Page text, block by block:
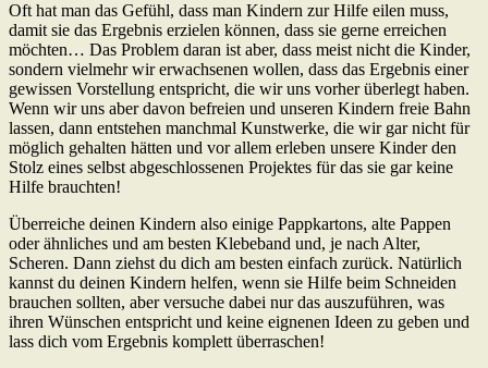
Oft hat man das Gefühl, dass man Kindern zur Hilfe eilen muss,
damit sie das Ergebnis erzielen können, dass sie gerne erreichen
möchten… Das Problem daran ist aber, dass meist nicht die Kinder,
sondern vielmehr wir erwachsenen wollen, dass das Ergebnis einer
gewissen Vorstellung entspricht, die wir uns vorher überlegt haben.
Wenn wir uns aber davon befreien und unseren Kindern freie Bahn
lassen, dann entstehen manchmal Kunstwerke, die wir gar nicht für
möglich gehalten hätten und vor allem erleben unsere Kinder den
Stolz eines selbst abgeschlossenen Projektes für das sie gar keine
Hilfe brauchten!
Überreiche deinen Kindern also einige Pappkartons, alte Pappen
oder ähnliches und am besten Klebeband und, je nach Alter,
Scheren. Dann ziehst du dich am besten einfach zurück. Natürlich
kannst du deinen Kindern helfen, wenn sie Hilfe beim Schneiden
brauchen sollten, aber versuche dabei nur das auszuführen, was
ihren Wünschen entspricht und keine eignenen Ideen zu geben und
lass dich vom Ergebnis komplett überraschen!